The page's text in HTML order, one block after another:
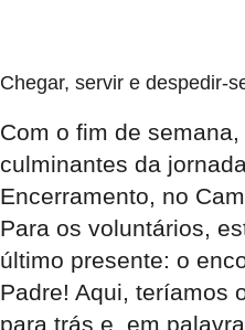
Chegar, servir e despedir-
Com o fim de
culminantes da
Encerramento, no
Para os voluntários,
último presente: o
Padre! Aqui, teríamos
para trás e, em